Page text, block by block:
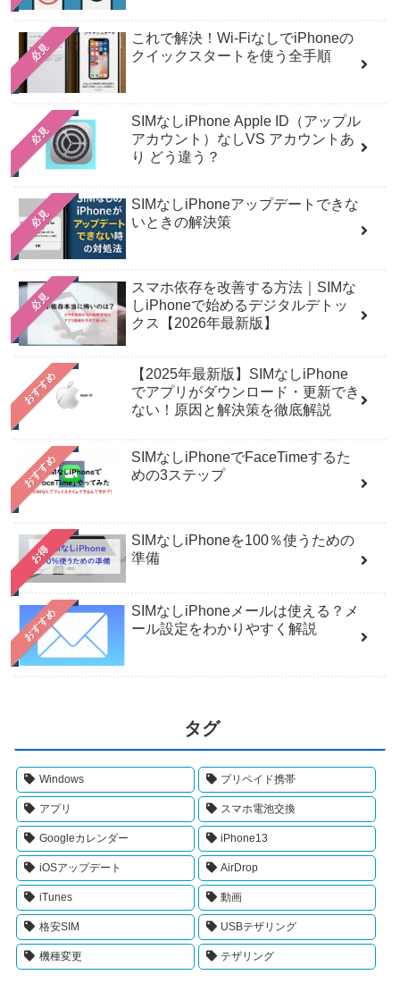
必見
これで解決！Wi‑FiなしでiPhoneの
クイックスタートを使う全手順
必見
SIMなしiPhone Apple ID（アップル
アカウント）なしVS アカウントあ
り どう違う？
必見
SIMなしiPhoneアップデートできな
いときの解決策
必見
スマホ依存を改善する方法｜SIMな
しiPhoneで始めるデジタルデトッ
クス【2026年最新版】
おすすめ
【2025年最新版】SIMなしiPhone
でアプリがダウンロード・更新でき
ない！原因と解決策を徹底解説
おすすめ
SIMなしiPhoneでFaceTimeするた
めの3ステップ
お得
SIMなしiPhoneを100％使うための
準備
おすすめ
SIMなしiPhoneメールは使える？メ
ール設定をわかりやすく解説
タグ
Windows プリペイド携帯
アプリ スマホ電池交換
Googleカレンダー iPhone13
iOSアップデート AirDrop
iTunes 動画
格安SIM USBテザリング
機種変更 テザリング